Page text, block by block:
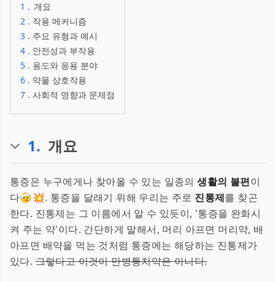
1 . 개요
2 . 작용 메커니즘
3 . 주요 유형과 예시
4 . 안전성과 부작용
5 . 용도와 응용 분야
6 . 약물 상호작용
7 . 사회적 영향과 문제점
1. 개요
통증은 누구에게나 찾아올 수 있는 일종의생활의 불편이
다🤕💥. 통증을 달래기 위해 우리는 주로 진통제를 찾곤
한다. 진통제는 그 이름에서 알 수 있듯이, '통증을 완화시
켜 주는 약'이다. 간단하게 말해서, 머리 아프면 머리약, 배
아프면 배약을 먹는 것처럼 통증에는 해당하는 진통제가
있다.그렇다고 이것이 만병통치약은 아니다.